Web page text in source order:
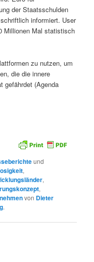
der Staatsschulden
informiert. User
Millionen Mal statistisch
zu nutzen, um
die die innere
gefährdet (Agenda
und
,
,
,
von Dieter
.